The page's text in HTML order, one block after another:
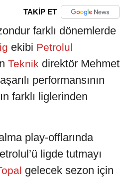
TAKİP ET
farklı dönemlerde
ekibi Petrolul
Teknik direktör Mehmet
performansının
farklı liglerinden
play-offlarında
ligde tutmayı
gelecek sezon için